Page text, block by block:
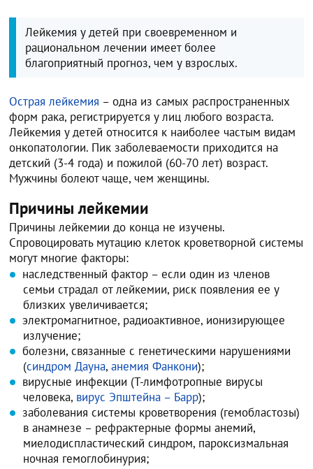
Лейкемия у детей при своевременном и
рациональном лечении имеет более
благоприятный прогноз, чем у взрослых.
Острая лейкемия – одна из самых распространенных
форм рака, регистрируется у лиц любого возраста.
Лейкемия у детей относится к наиболее частым видам
онкопатологии. Пик заболеваемости приходится на
детский (3-4 года) и пожилой (60-70 лет) возраст.
Мужчины болеют чаще, чем женщины.
Причины лейкемии
Причины лейкемии до конца не изучены.
Спровоцировать мутацию клеток кроветворной системы
могут многие факторы:
наследственный фактор – если один из членов
семьи страдал от лейкемии, риск появления ее у
близких увеличивается;
электромагнитное, радиоактивное, ионизирующее
излучение;
болезни, связанные с генетическими нарушениями
(синдром Дауна,анемия Фанкони‎);
вирусные инфекции (Т-лимфотропные вирусы
человека, вирус Эпштейна – Барр);
заболевания системы кроветворения (гемобластозы)
в анамнезе – рефрактерные формы анемий,
миелодиспластический синдром, пароксизмальная
ночная гемоглобинурия;